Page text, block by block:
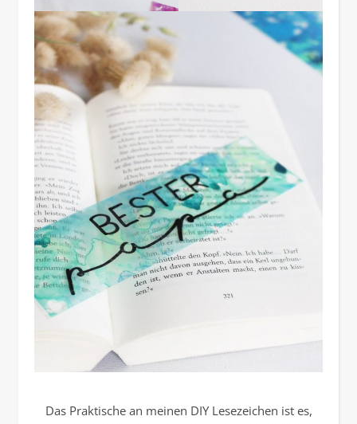
Das Praktische an meinen DIY Lesezeichen ist es,